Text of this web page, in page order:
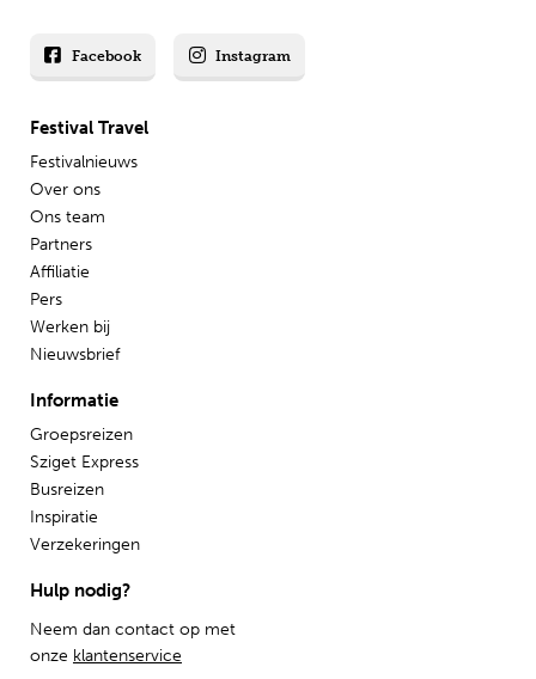
Festival Travel
Festivalnieuws
Over ons
Ons team
Partners
Affiliatie
Pers
Werken bij
Nieuwsbrief
Informatie
Groepsreizen
Sziget Express
Busreizen
Inspiratie
Verzekeringen
Hulp nodig?
Neem dan contact op met
onze klantenservice
Facebook Instagram